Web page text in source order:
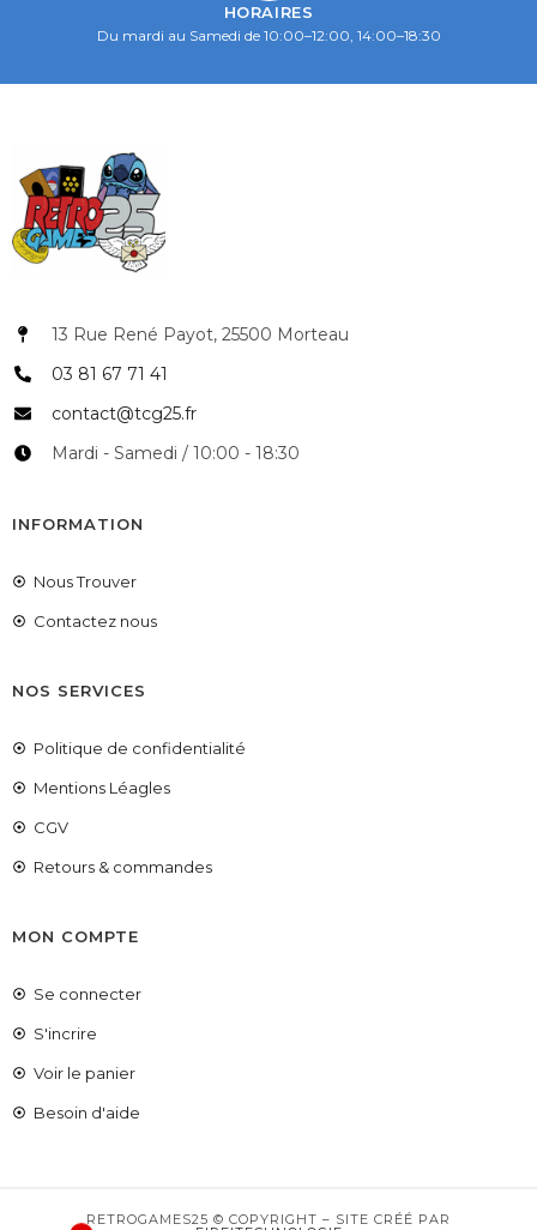
HORAIRES
Du mardi au Samedi de 10:00–12:00, 14:00–18:30
13 Rue René Payot, 25500 Morteau
03 81 67 71 41
contact@tcg25.fr
Mardi - Samedi / 10:00 - 18:30
INFORMATION
Nous Trouver
Contactez nous
NOS SERVICES
Politique de confidentialité
Mentions Léagles
CGV
Retours & commandes
MON COMPTE
Se connecter
S'incrire
Voir le panier
Besoin d'aide
RETROGAMES25 © COPYRIGHT – SITE CRÉÉ PAR
COUPONX9774964238
1